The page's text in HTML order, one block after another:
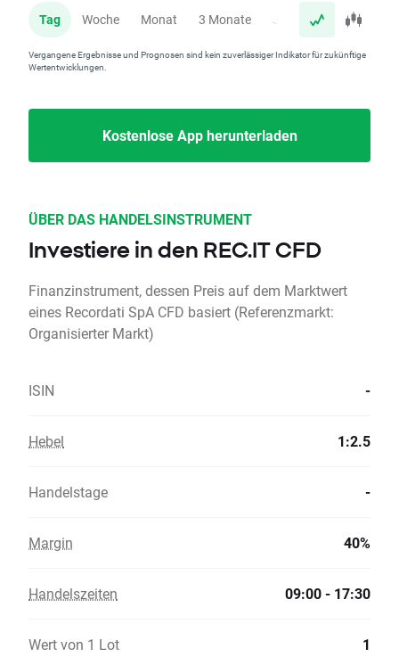
Tag Woche Monat 3 Monate Jahr
Vergangene Ergebnisse und Prognosen sind kein zuverlässiger Indikator für zukünftige
Wertentwicklungen.
Kostenlose App herunterladen
ÜBER DAS HANDELSINSTRUMENT
Investiere in den REC.IT CFD
Finanzinstrument, dessen Preis auf dem Marktwert
eines Recordati SpA CFD basiert (Referenzmarkt:
Organisierter Markt)
ISIN -
Hebel 1:2.5
Handelstage -
Margin 40%
Handelszeiten 09:00 - 17:30
Wert von 1 Lot 1